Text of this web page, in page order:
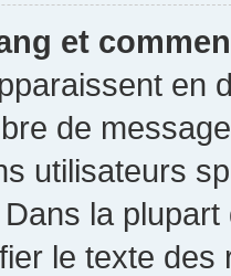
et
en
de
utilisateurs
la
le texte